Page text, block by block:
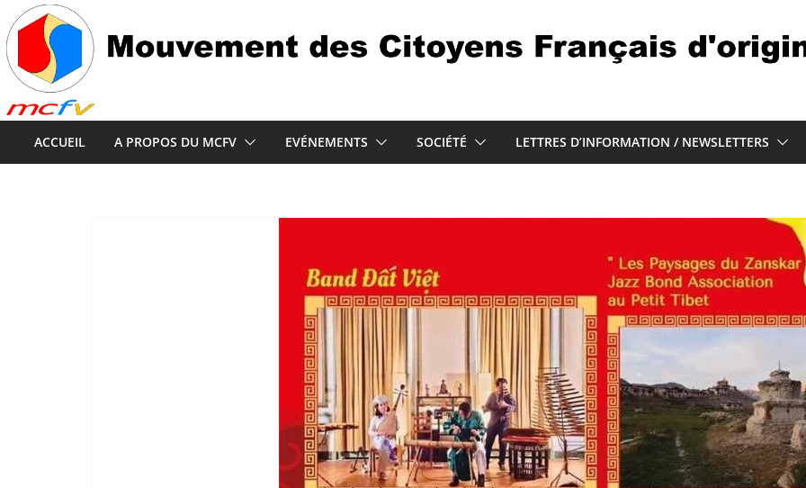
Passer
au
contenu
ACCUEIL A PROPOS DU MCFV EVÉNEMENTS SOCIÉTÉ LETTRES D’INFORMATION / NEWSLETTERS